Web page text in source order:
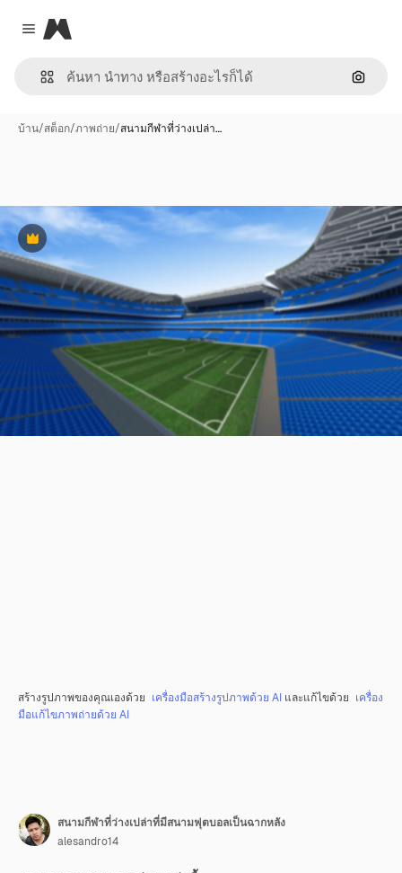
Close menu
Magnific
ค้นหา
บ้าน/สต็อก/ภาพถ่าย/สนามกีฬาที่ว่างเปล่า…
พรีเมี่ยม
สร้างรูปภาพของคุณเองด้วย เครื่องมือสร้างรูปภาพด้วย AI และแก้ไขด้วย เครื่อง
มือแก้ไขภาพถ่ายด้วย AI
สนามกีฬาที่ว่างเปล่าที่มีสนามฟุตบอลเป็นฉากหลัง
alesandro14